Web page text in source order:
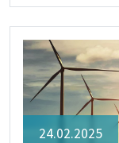
24.02.2025